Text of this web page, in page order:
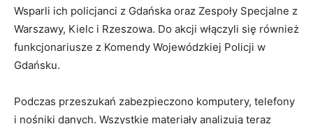
Wsparli ich policjanci z Gdańska oraz Zespoły Specjalne z
Warszawy, Kielc i Rzeszowa. Do akcji włączyli się również
funkcjonariusze z Komendy Wojewódzkiej Policji w
Gdańsku.
Podczas przeszukań zabezpieczono komputery, telefony
i nośniki danych. Wszystkie materiały analizują teraz